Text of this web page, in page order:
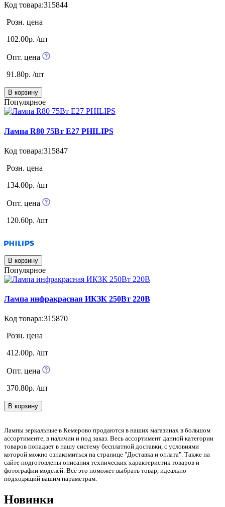
Код товара:315844
Розн. цена
102.00р. /шт
Опт. цена
91.80р. /шт
В корзину
Популярное
Лампа R80 75Вт E27 PHILIPS
Код товара:315847
Розн. цена
134.00р. /шт
Опт. цена
120.60р. /шт
В корзину
Популярное
Лампа инфракрасная ИКЗК 250Вт 220В
Код товара:315870
Розн. цена
412.00р. /шт
Опт. цена
370.80р. /шт
В корзину
Лампы зеркальные в Кемерово продаются в наших магазинах в большом
ассортименте, в наличии и под заказ. Весь ассортимент данной категории
товаров попадает в нашу систему бесплатной доставки, с условиями
которой можно ознакомиться на странице "Доставка и оплата". Также на
сайте подготовлены описания технических характеристик товаров и
фотографии моделей. Всё это поможет выбрать товар, идеально
подходящий вашим параметрам.
Новинки